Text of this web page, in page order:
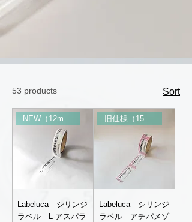
53 products Sort
Labeluca シリンジ
ラベル L-アスパラ
Labeluca シリンジ
ラベル アチパメゾ